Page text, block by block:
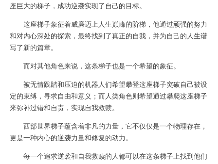
座巨大的梯子，成功逆袭实现了自己的目标。
这座梯子象征着威廉迈上人生巅峰的阶梯，他通过顽强的努力
和对内心深处的探索，最终找到了真正的自我，并为自己的人生谱
写了新的篇章。
而对其他角色来说，这条梯子也是一个希望的象征。
被无情践踏和压迫的机器人们希望攀登这座梯子突破自己被设
定的束缚，寻求自由和意义；而人类角色则希望通过攀爬这座梯子
来弥补过错和自责，实现自我救赎。
西部世界梯子蕴含着非凡的力量，它不仅仅是一个物理存在，
更是一种内心的逆袭力量和修复的动力。
每一个追求逆袭和自我救赎的人都可以在这条梯子上找到他们